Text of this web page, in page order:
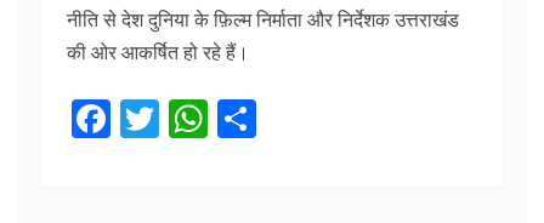
नीति से देश दुनिया के फ़िल्म निर्माता और निर्देशक उत्तराखंड
की ओर आकर्षित हो रहे हैं।
F
T
W